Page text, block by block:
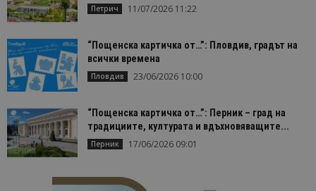
Петрич 11/07/2026 11:22
“Пощенска картичка от…”: Пловдив, градът на
всички времена
Пловдив 23/06/2026 10:00
“Пощенска картичка от…”: Перник – град на
традициите, културата и вдъхновяващите...
Перник 17/06/2026 09:01